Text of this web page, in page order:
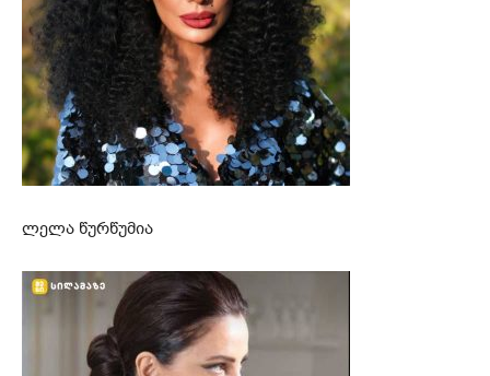
ლელა წურწუმია